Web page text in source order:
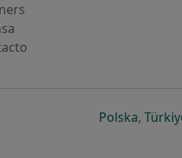
Polskase
,